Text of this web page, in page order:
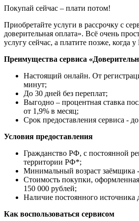
Покупай сейчас – плати потом!
Приобретайте услуги в рассрочку с
доверительная оплата». Всё очень
услугу сейчас, а платите позже, когда
Преимущества сервиса
Настоящий онлайн. От
минут;
До 30 дней без переплат;
Выгодно – процентная ставка
от 1,9% в месяц;
Срок предоставления сервиса -
Условия предоставления
Гражданство РФ, с постоянной
территории РФ*;
Минимальный возраст заёмщика -
Стоимость покупки,
150 000 рублей;
Наличие постоянного источника
Как воспользоваться сервисом